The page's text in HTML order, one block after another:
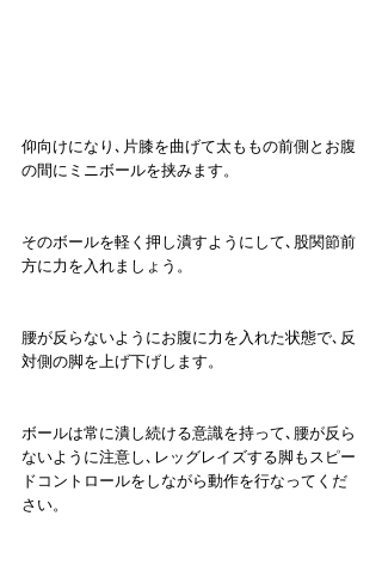
仰向けになり､片膝を曲げて太ももの前側とお腹
の間にミニボールを挟みます。
そのボールを軽く押し潰すようにして､股関節前
方に力を入れましょう。
腰が反らないようにお腹に力を入れた状態で､反
対側の脚を上げ下げします。
ボールは常に潰し続ける意識を持って､腰が反ら
ないように注意し､レッグレイズする脚もスピー
ドコントロールをしながら動作を行なってくだ
さい。